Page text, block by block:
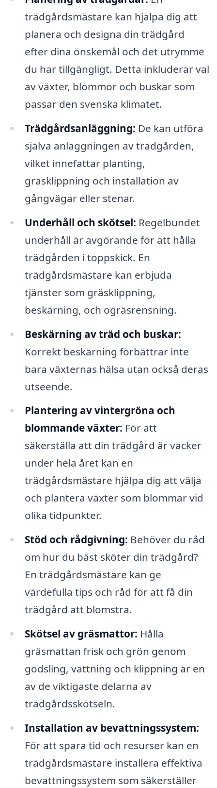
trädgårdsmästare kan hjälpa dig att
planera och designa din trädgård
efter dina önskemål och det utrymme
du har tillgängligt. Detta inkluderar val
av växter, blommor och buskar som
passar den svenska klimatet.
Trädgårdsanläggning: De kan utföra
själva anläggningen av trädgården,
vilket innefattar planting,
gräsklippning och installation av
gångvägar eller stenar.
Underhåll och skötsel: Regelbundet
underhåll är avgörande för att hålla
trädgården i toppskick. En
trädgårdsmästare kan erbjuda
tjänster som gräsklippning,
beskärning, och ogräsrensning.
Beskärning av träd och buskar:
Korrekt beskärning förbättrar inte
bara växternas hälsa utan också deras
utseende.
Plantering av vintergröna och
blommande växter: För att
säkerställa att din trädgård är vacker
under hela året kan en
trädgårdsmästare hjälpa dig att välja
och plantera växter som blommar vid
olika tidpunkter.
Stöd och rådgivning: Behöver du råd
om hur du bäst sköter din trädgård?
En trädgårdsmästare kan ge
värdefulla tips och råd för att få din
trädgård att blomstra.
Skötsel av gräsmattor: Hålla
gräsmattan frisk och grön genom
gödsling, vattning och klippning är en
av de viktigaste delarna av
trädgårdsskötseln.
Installation av bevattningssystem:
För att spara tid och resurser kan en
trädgårdsmästare installera effektiva
bevattningssystem som säkerställer